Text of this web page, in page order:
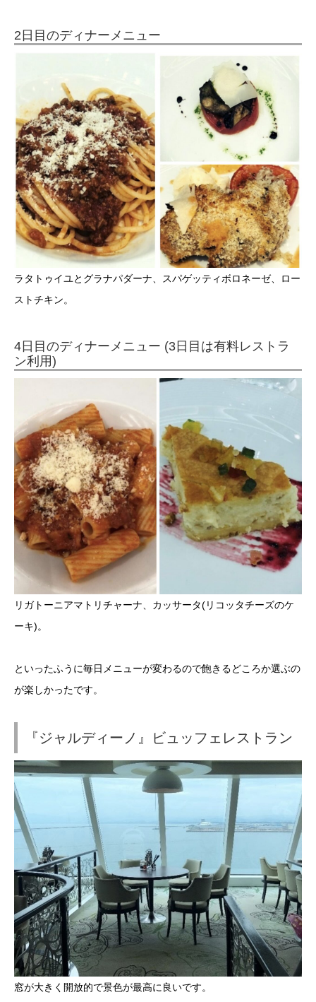
2日目のディナーメニュー
ラタトゥイユとグラナパダーナ、スパゲッティボロネーゼ、ロー
ストチキン。
4日目のディナーメニュー (3日目は有料レストラ
ン利用)
リガトーニアマトリチャーナ、カッサータ(リコッタチーズのケ
ーキ)。
といったふうに毎日メニューが変わるので飽きるどころか選ぶの
が楽しかったです。
『ジャルディーノ』ビュッフェレストラン
窓が大きく開放的で景色が最高に良いです。